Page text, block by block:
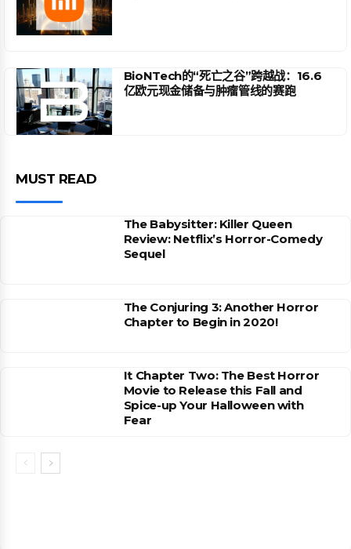
BioNTech的“死亡之谷”跨越战：16.6
亿欧元现金储备与肿瘤管线的赛跑
MUST READ
The Babysitter: Killer Queen
Review: Netflix’s Horror-Comedy
Sequel
The Conjuring 3: Another Horror
Chapter to Begin in 2020!
It Chapter Two: The Best Horror
Movie to Release this Fall and
Spice-up Your Halloween with
Fear